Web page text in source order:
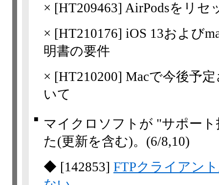
× [HT209463] AirPodsをリセ
× [HT210176] iOS 13および
明書の要件
× [HT210200] Macで今後予
いて
■
マイクロソフトが "サポー
た(更新を含む)。 (6/8,​10)
◆ [142853] FTPクライアン